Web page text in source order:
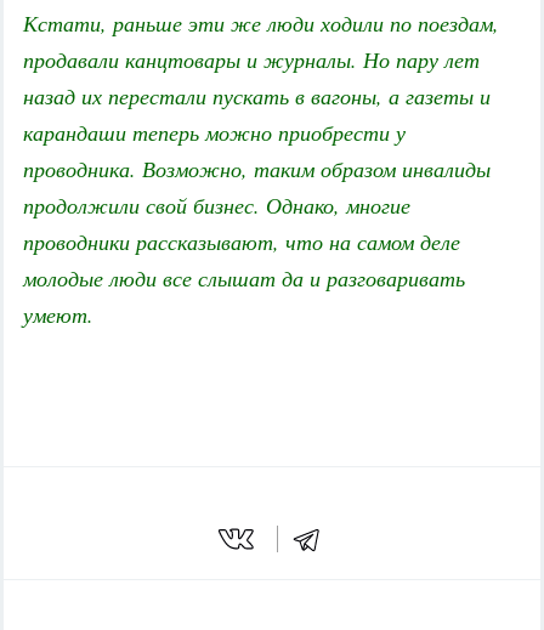
Кстати, раньше эти же люди ходили по поездам,
продавали канцтовары и журналы. Но пару лет
назад их перестали пускать в вагоны, а газеты и
карандаши теперь можно приобрести у
проводника. Возможно, таким образом инвалиды
продолжили свой бизнес. Однако, многие
проводники рассказывают, что на самом деле
молодые люди все слышат да и разговаривать
умеют.